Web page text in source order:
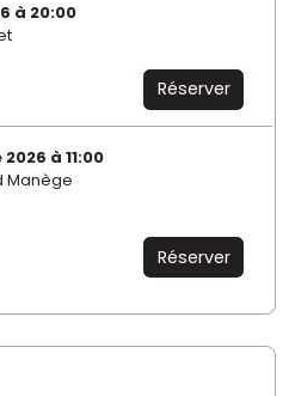
à 20:00
Réserver
à 11:00
Manège
Réserver